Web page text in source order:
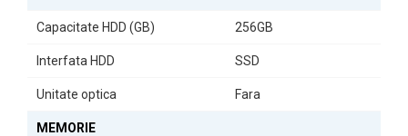
setul de birou. Acesta oferă o calitate vizuală excelentă, ideală
pentru muncă sau divertisment.
Indiferent dacă sunteți un profesionist în căutarea unui sistem de
Pachetul Calculator Second Hand HP Elitedesk 800 G2 Mini PC
Capacitate HDD (GB) 256GB
Interfata HDD SSD
Unitate optica Fara
MEMORIE